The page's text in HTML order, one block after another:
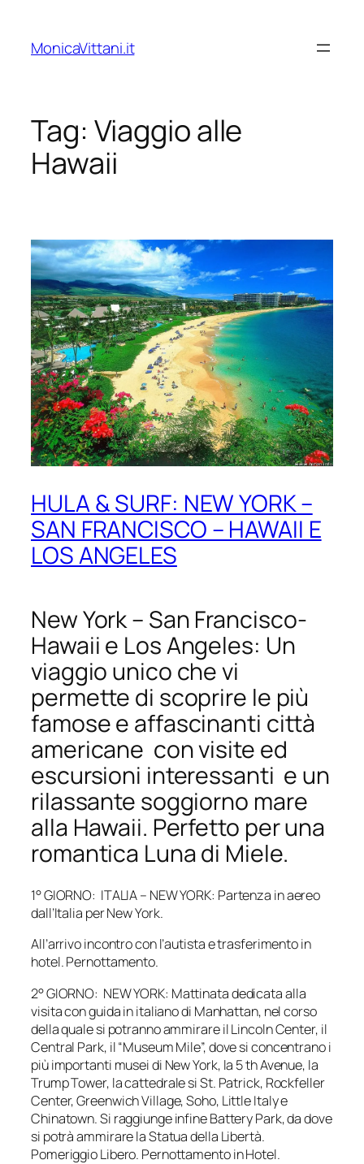
contenuto
MonicaVittani.it
Tag: Viaggio alle
Hawaii
HULA & SURF: NEW YORK –
SAN FRANCISCO – HAWAII E
LOS ANGELES
New York – San Francisco-
Hawaii e Los Angeles: Un
viaggio unico che vi
permette di scoprire le più
famose e affascinanti città
americane con visite ed
escursioni interessanti e un
rilassante soggiorno mare
alla Hawaii. Perfetto per una
romantica Luna di Miele.
1° GIORNO: ITALIA – NEW YORK: Partenza in aereo
dall’Italia per New York.
All’arrivo incontro con l’autista e trasferimento in
hotel. Pernottamento.
2° GIORNO: NEW YORK: Mattinata dedicata alla
visita con guida in italiano di Manhattan, nel corso
della quale si potranno ammirare il Lincoln Center, il
Central Park, il “Museum Mile”, dove si concentrano i
più importanti musei di New York, la 5 th Avenue, la
Trump Tower, la cattedrale si St. Patrick, Rockfeller
Center, Greenwich Village, Soho, Little Italy e
Chinatown. Si raggiunge infine Battery Park, da dove
si potrà ammirare la Statua della Libertà.
Pomeriggio Libero. Pernottamento in Hotel.